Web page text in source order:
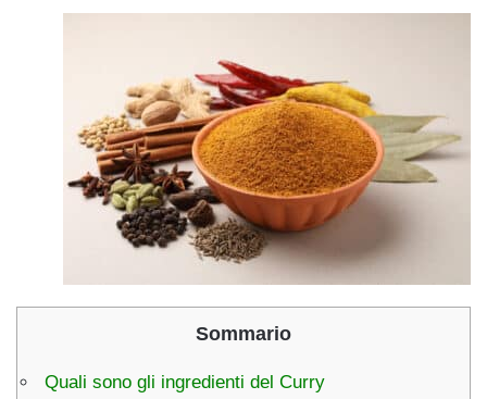
Sommario
Quali sono gli ingredienti del Curry